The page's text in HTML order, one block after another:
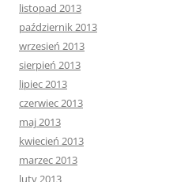
listopad 2013
październik 2013
wrzesień 2013
sierpień 2013
lipiec 2013
czerwiec 2013
maj 2013
kwiecień 2013
marzec 2013
luty 2013